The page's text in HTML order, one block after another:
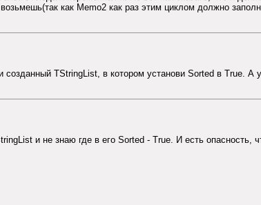
как Memo2 как раз этим циклом должно
созданный TStringList, в котором установи Sorted в True. А
и не знаю где в его Sorted - True. И есть опасность,